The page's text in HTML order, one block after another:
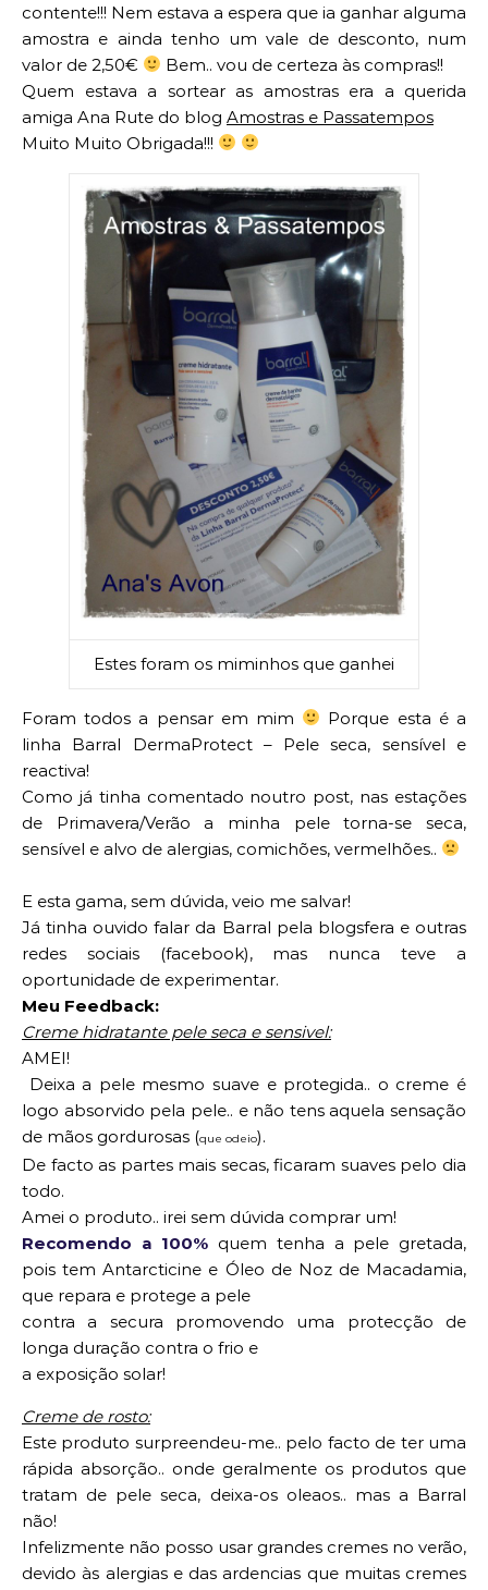
contente!!! Nem estava a espera que ia ganhar alguma
amostra e ainda tenho um vale de desconto, num
valor de 2,50€
Bem.. vou de certeza às compras!!
Quem estava a sortear as amostras era a querida
amiga Ana Rute do blog Amostras e Passatempos
Muito Muito Obrigada!!!
Estes foram os miminhos que ganhei
Foram todos a pensar em mim
Porque esta é a
linha Barral DermaProtect – Pele seca, sensível e
reactiva!
Como já tinha comentado noutro post, nas estações
de Primavera/Verão a minha pele torna-se seca,
sensível e alvo de alergias, comichões, vermelhões..
E esta gama, sem dúvida, veio me salvar!
Já tinha ouvido falar da Barral pela blogsfera e outras
redes sociais (facebook), mas nunca teve a
oportunidade de experimentar.
Meu Feedback:
Creme hidratante pele seca e sensivel:
AMEI!
Deixa a pele mesmo suave e protegida.. o creme é
logo absorvido pela pele.. e não tens aquela sensação
de mãos gordurosas (que odeio).
De facto as partes mais secas, ficaram suaves pelo dia
todo.
Amei o produto.. irei sem dúvida comprar um!
Recomendo a 100% quem tenha a pele gretada,
pois tem Antarcticine e Óleo de Noz de Macadamia,
que repara e protege a pele
contra a secura promovendo uma protecção de
longa duração contra o frio e
a exposição solar!
Creme de rosto:
Este produto surpreendeu-me.. pelo facto de ter uma
rápida absorção.. onde geralmente os produtos que
tratam de pele seca, deixa-os oleaos.. mas a Barral
não!
Infelizmente não posso usar grandes cremes no verão,
devido às alergias e das ardencias que muitas cremes